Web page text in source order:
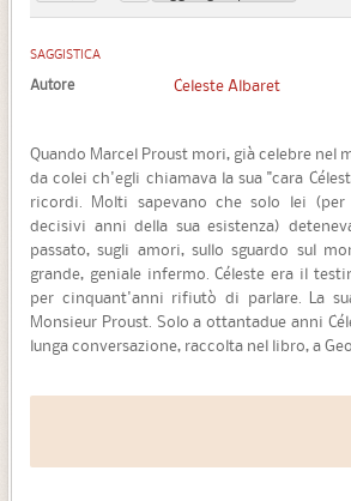
SAGGISTICA
Autore Celeste Albaret
Quando Marcel Proust mori, già celebre nel
da colei ch'egli chiamava la sua "cara
ricordi. Molti sapevano che solo lei
decisivi anni della sua esistenza)
passato, sugli amori, sullo sguardo sul
grande, geniale infermo. Céleste era il
per cinquant'anni rifiutò di parlare. La
Monsieur Proust. Solo a ottantadue anni
lunga conversazione, raccolta nel libro, a